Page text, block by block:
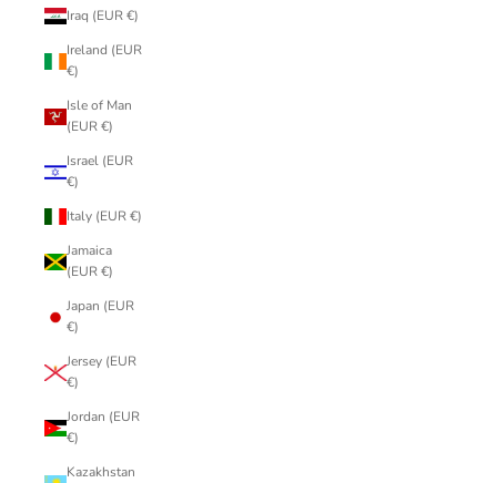
Iraq (EUR €)
Ireland (EUR
€)
Isle of Man
(EUR €)
Israel (EUR
€)
Italy (EUR €)
Jamaica
(EUR €)
Japan (EUR
€)
Jersey (EUR
€)
Jordan (EUR
€)
Kazakhstan